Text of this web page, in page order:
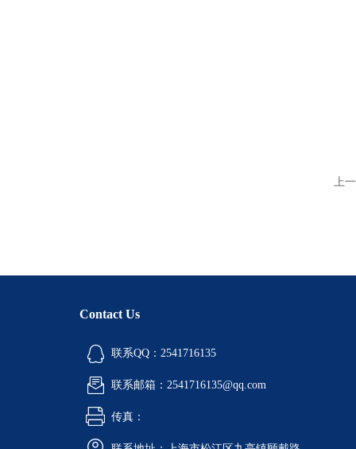
上
Contact Us
联系QQ：2541716135
联系邮箱：2541716135@qq.com
传真：